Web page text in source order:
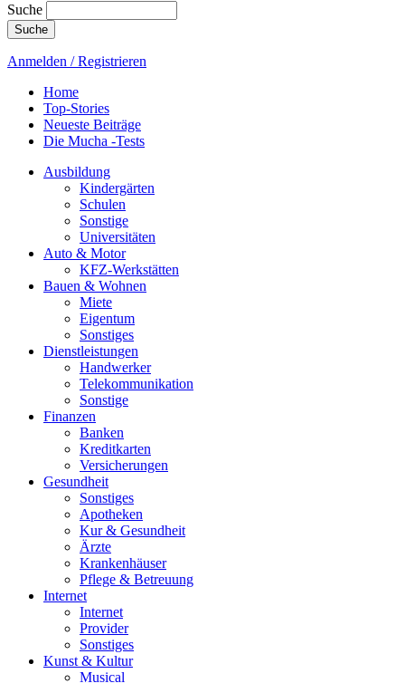
Suche
Anmelden / Registrieren
Home
Top-Stories
Neueste Beiträge
Die Mucha -Tests
Ausbildung
Kindergärten
Schulen
Sonstige
Universitäten
Auto & Motor
KFZ-Werkstätten
Bauen & Wohnen
Miete
Eigentum
Sonstiges
Dienstleistungen
Handwerker
Telekommunikation
Sonstige
Finanzen
Banken
Kreditkarten
Versicherungen
Gesundheit
Sonstiges
Apotheken
Kur & Gesundheit
Ärzte
Krankenhäuser
Pflege & Betreuung
Internet
Internet
Provider
Sonstiges
Kunst & Kultur
Musical